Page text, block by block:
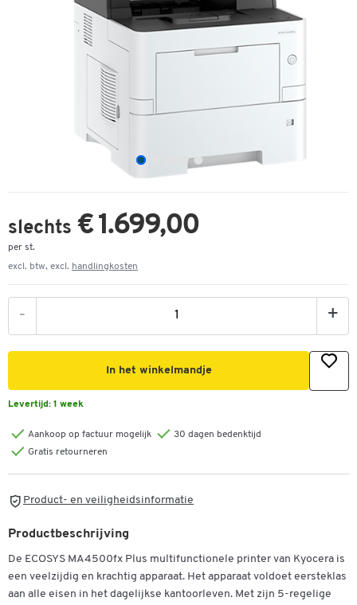
slechts € 1.699,00
per st.
excl. btw, excl. handlingkosten
- +
In het winkelmandje
Levertijd: 1 week
Aankoop op factuur mogelijk
30 dagen bedenktijd
Gratis retourneren
Product- en veiligheidsinformatie
Productbeschrijving
De ECOSYS MA4500fx Plus multifunctionele printer van Kyocera is
een veelzijdig en krachtig apparaat. Het apparaat voldoet eersteklas
aan alle eisen in het dagelijkse kantoorleven. Met zijn 5-regelige